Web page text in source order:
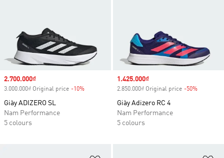
Sale price
2.700.000₫
3.000.000₫ Original price -10%
Giày ADIZERO SL
Nam Performance
5 colours
Sale price
1.425.000₫
2.850.000₫ Original price -50%
Giày Adizero RC 4
Nam Performance
5 colours